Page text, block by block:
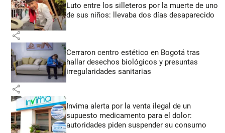
Luto entre los silleteros por la muerte de uno
de sus niños: llevaba dos días desaparecido
share
Cerraron centro estético en Bogotá tras
hallar desechos biológicos y presuntas
irregularidades sanitarias
share
Invima alerta por la venta ilegal de un
supuesto medicamento para el dolor:
autoridades piden suspender su consumo